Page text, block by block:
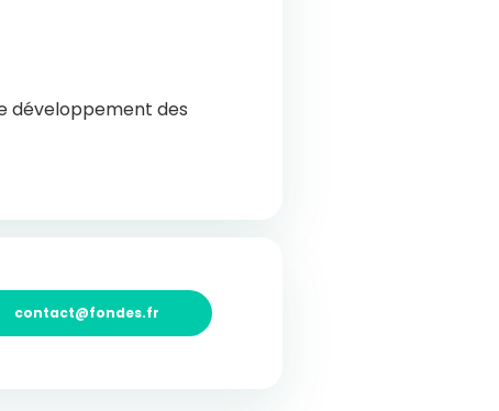
développement des
contact@fondes.fr